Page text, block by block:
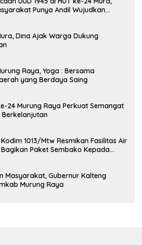
Punya Andil Wujudkan
Dina Ajak Warga Dukung
Raya, Yoga : Bersama
yang Berdaya Saing
24 Murung Raya Perkuat Semangat
Berkelanjutan
Kodim 1013/Mtw Resmikan Fasilitas Air
Paket Sembako Kepada
Masyarakat, Gubernur Kalteng
Murung Raya